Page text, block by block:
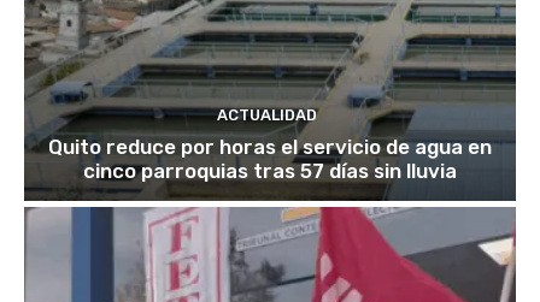
ACTUALIDAD
Quito reduce por horas el servicio de agua en
cinco parroquias tras 57 días sin lluvia